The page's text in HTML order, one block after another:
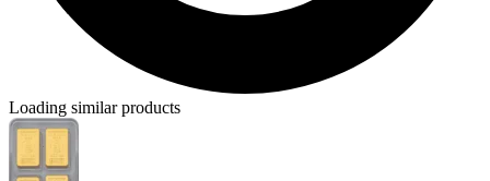
Loading similar products